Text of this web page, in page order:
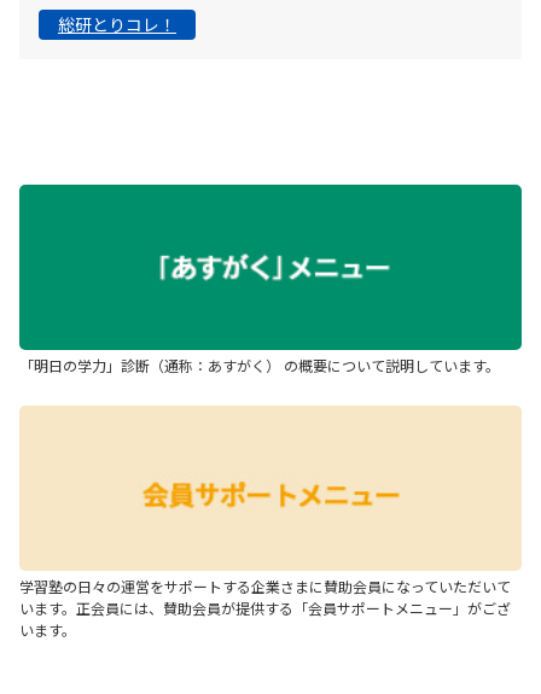
総研とりコレ！
「明日の学力」診断（通称：あすがく） の概要について説明しています。
学習塾の日々の運営をサポートする企業さまに賛助会員になっていただいて
います。正会員には、賛助会員が提供する「会員サポートメニュー」がござ
います。